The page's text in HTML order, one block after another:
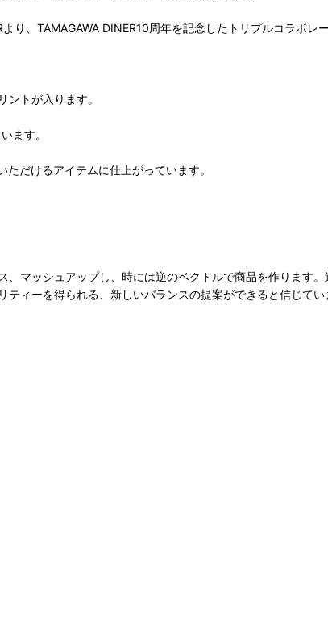
り、TAMAGAWA DINER10周年を記念したトリプルコラボレ
トが入ります。
ます。
だけるアイテムに仕上がっています。
マッシュアップし、時には逆のベクトルで商品を作ります
ィーを得られる、新しいバランスの提案ができると信じてい